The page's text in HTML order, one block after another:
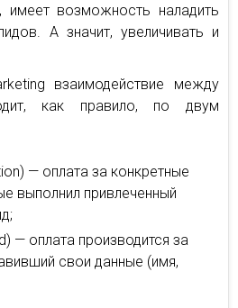
имеет возможность наладить
А значит, увеличивать и
взаимодействие между
как правило, по двум
— оплата за конкретные
выполнил привлеченный
— оплата производится за
свои данные (имя,